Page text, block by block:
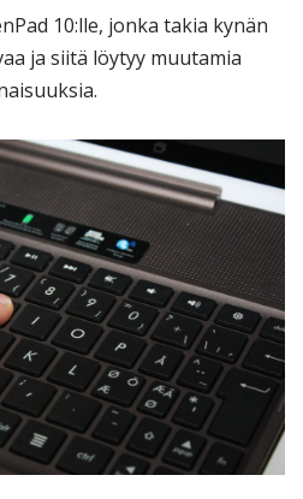
10:lle, jonka takia kynän
ja siitä löytyy muutamia